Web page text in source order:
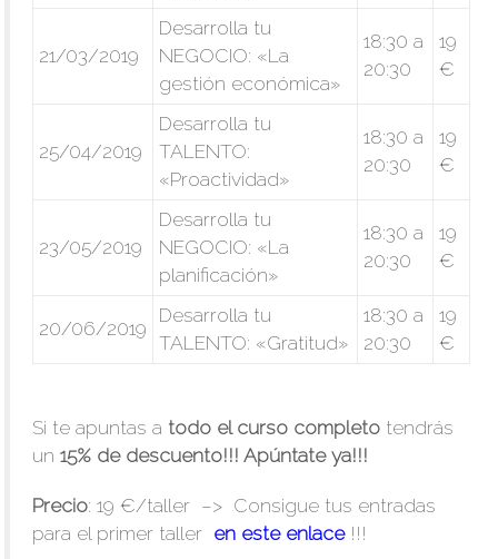
21/03/2019
Desarrolla tu
NEGOCIO: «La
gestión económica»
18:30 a
20:30
19
€
25/04/2019
Desarrolla tu
TALENTO:
«Proactividad»
18:30 a
20:30
19
€
23/05/2019
Desarrolla tu
NEGOCIO: «La
planificación»
18:30 a
20:30
19
€
20/06/2019
Desarrolla tu
TALENTO: «Gratitud»
18:30 a
20:30
19
€
Si te apuntas a todo el curso completo tendrás
un15% de descuento!!! Apúntate ya!!!
Precio: 19 €/taller –> Consigue tus entradas
para el primer taller en este enlace!!!